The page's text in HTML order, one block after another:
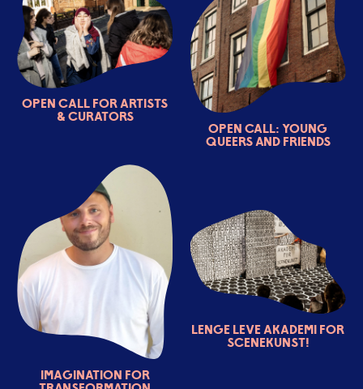
Open Call for Artists
& Curators
OPEN CALL: young
queers and friends
Imagination for
Lenge Leve Akademi for
scenekunst!